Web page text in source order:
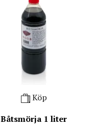
Köp
Båtsmörja 1 liter